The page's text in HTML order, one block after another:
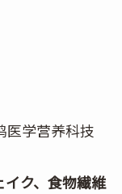
医学营养科技
ク、食物繊維